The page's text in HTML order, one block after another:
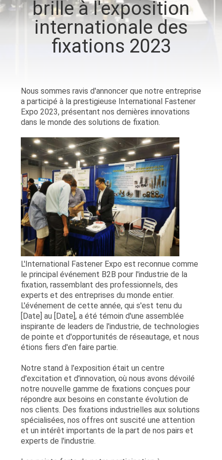
VISITE
D'USINE
CONTRÔLE
QUALITÉ
CONTACTEZ-
NOUS
NOUVELLES
DEMANDEZ
UNE
CITATION
PLAN
SITE
POLITIQUE
CONFIDENTIALITÉ
brille à l'exposition
internationale des
fixations 2023
Nous sommes ravis d'annoncer que notre entreprise
a participé à la prestigieuse International Fastener
Expo 2023, présentant nos dernières innovations
dans le monde des solutions de fixation.
L'International Fastener Expo est reconnue comme
le principal événement B2B pour l'industrie de la
fixation, rassemblant des professionnels, des
experts et des entreprises du monde entier.
L'événement de cette année, qui s'est tenu du
[Date] au [Date], a été témoin d'une assemblée
inspirante de leaders de l'industrie, de technologies
de pointe et d'opportunités de réseautage, et nous
étions fiers d'en faire partie.
Notre stand à l'exposition était un centre
d'excitation et d'innovation, où nous avons dévoilé
notre nouvelle gamme de fixations conçues pour
répondre aux besoins en constante évolution de
nos clients. Des fixations industrielles aux solutions
spécialisées, nos offres ont suscité une attention
et un intérêt importants de la part de nos pairs et
experts de l'industrie.